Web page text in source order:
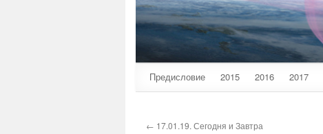
Предисловие 2015 2016 2017
← 17.01.19. Сегодня и Завтра